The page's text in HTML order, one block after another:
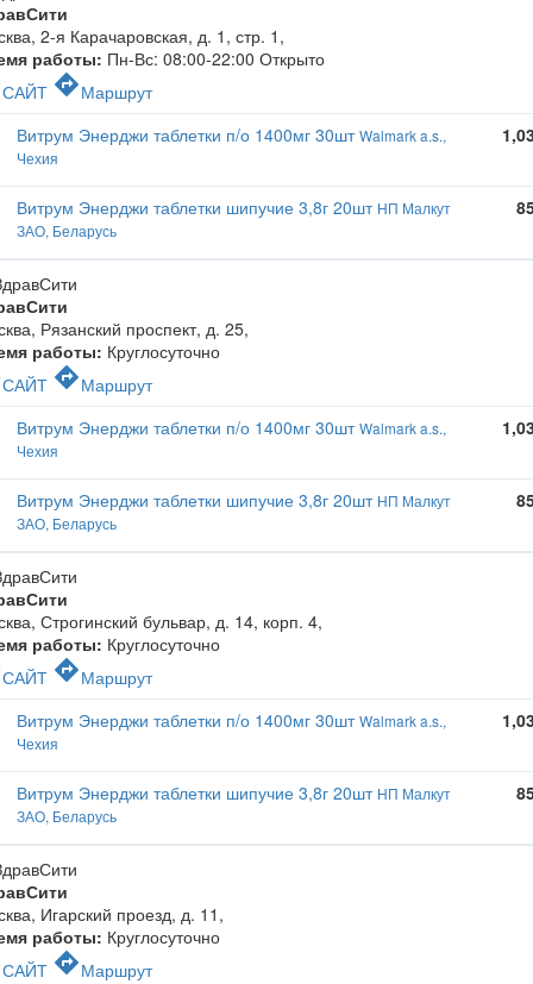
2-я Карачаровская, д. 1, стр. 1 ,
работы: Пн-Вс: 08:00-22:00 Открыто
САЙТ directionsМаршрут
Витрум Энерджи таблетки п/о 1400мг 30штWalmark a.s.,
Чехия
Витрум Энерджи таблетки шипучие 3,8г 20шт НП Малкут
ЗАО, Беларусь
Рязанский проспект, д. 25,
работы: Круглосуточно
САЙТ directionsМаршрут
Витрум Энерджи таблетки п/о 1400мг 30штWalmark a.s.,
Чехия
Витрум Энерджи таблетки шипучие 3,8г 20шт НП Малкут
ЗАО, Беларусь
Строгинский бульвар, д. 14, корп. 4,
работы: Круглосуточно
САЙТ directionsМаршрут
Витрум Энерджи таблетки п/о 1400мг 30штWalmark a.s.,
Чехия
Витрум Энерджи таблетки шипучие 3,8г 20шт НП Малкут
ЗАО, Беларусь
Игарский проезд, д. 11 ,
работы: Круглосуточно
САЙТ directionsМаршрут